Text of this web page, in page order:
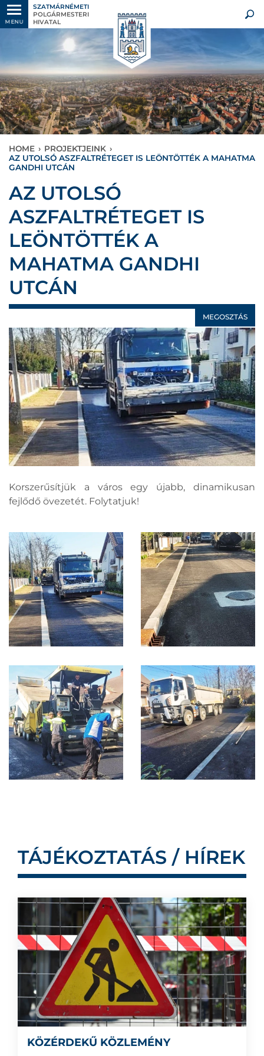
MENU
SZATMÁRNÉMETI
POLGÁRMESTERI
HIVATAL
HOME › PROJEKTJEINK ›
AZ UTOLSÓ ASZFALTRÉTEGET IS LEÖNTÖTTÉK A MAHATMA
GANDHI UTCÁN
AZ UTOLSÓ
ASZFALTRÉTEGET IS
LEÖNTÖTTÉK A
MAHATMA GANDHI
UTCÁN
MEGOSZTÁS
Korszerűsítjük a város egy újabb, dinamikusan
fejlődő övezetét. Folytatjuk!
TÁJÉKOZTATÁS / HÍREK
KÖZÉRDEKŰ KÖZLEMÉNY